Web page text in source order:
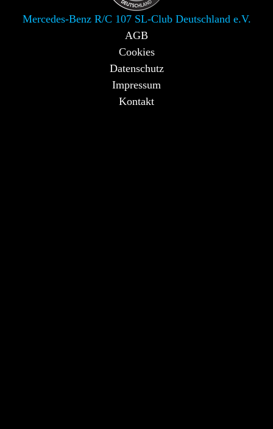
Mercedes-Benz R/C 107 SL-Club Deutschland e.V.
AGB
Cookies
Datenschutz
Impressum
Kontakt